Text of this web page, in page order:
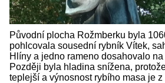
Původní plocha Rožmberku byla
pohlcovala sousední rybník Vítek,
Hlíny a jedno rameno dosahovalo
Později byla hladina snížena,
teplejší a výnosnost rybího masa je z